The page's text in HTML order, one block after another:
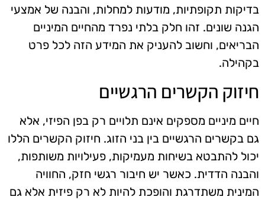
בדיקות תקופתיות, מודעות למחלות, והבנה של אמצעי
הגנה שונים. זהו חלק בלתי נפרד מהחיים המיניים
הבריאים, וחשוב להעניק את המידע הזה לכל פרט
בקהילה.
חיזוק הקשרים הרגשיים
חיים מיניים מספקים אינם תלויים רק בפן הפיזי, אלא
גם בקשרים הרגשיים בין בני הזוג. חיזוק הקשרים הללו
יכול להתבטא בשיחות מעמיקות, פעילויות משותפות,
והבנה הדדית. כאשר יש חיבור רגשי חזק, החוויה
המינית משתדרגת והופכת להיות לא רק פיזית אלא גם